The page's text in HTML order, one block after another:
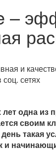
–
сетях
одна из
своим
такая
и